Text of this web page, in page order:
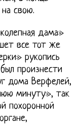
свою.
дама»
все тот же
рукопись
произнести
дома Верфелей,
минуту», так
похоронной